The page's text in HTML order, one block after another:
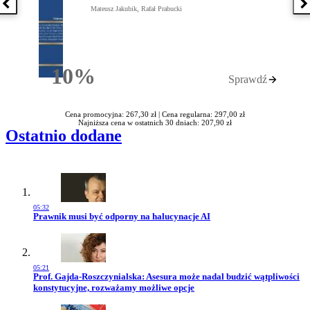
Poprzednia książka
10%Rabatu
Mateusz Jakubik, Rafał Prabucki
Sprawdź
Cena promocyjna: 267,30 zł | Cena regularna: 297,00 zł
Najniższa cena w ostatnich 30 dniach: 207,90 zł
Ostatnio dodane
05:32
Przejdź do artykułu:
Prawnik musi być odporny na halucynacje AI
05:21
Przejdź do artykułu:
Prof. Gajda-Roszczynialska: Asesura może nadal budzić wątpliwości
konstytucyjne, rozważamy możliwe opcje